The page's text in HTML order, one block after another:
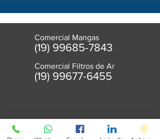
Comercial Mangas
(19) 99685-7843
Comercial Filtros de Ar
(19) 99677-6455